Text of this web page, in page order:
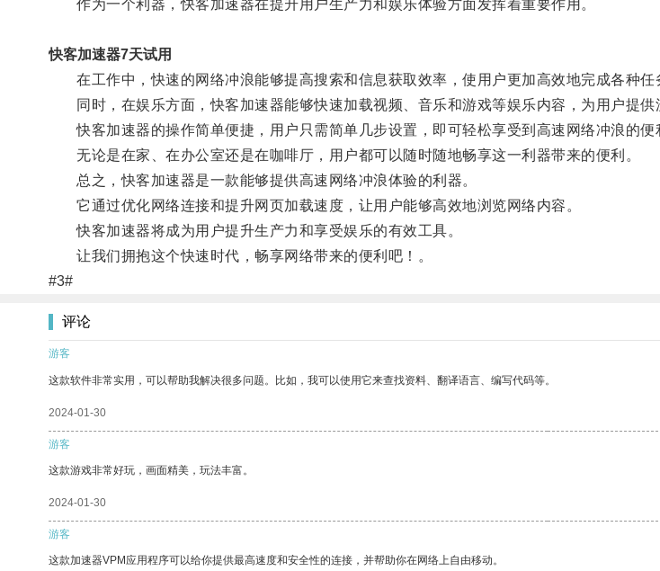
作为一个利器，快客加速器在提升用户生产力和娱乐体验方面发挥着重要作用。
快客加速器7天试用
在工作中，快速的网络冲浪能够提高搜索和信息获取效率，使用户更加高效地完成各种任
同时，在娱乐方面，快客加速器能够快速加载视频、音乐和游戏等娱乐内容，为用户提供
快客加速器的操作简单便捷，用户只需简单几步设置，即可轻松享受到高速网络冲浪的便
无论是在家、在办公室还是在咖啡厅，用户都可以随时随地畅享这一利器带来的便利。
总之，快客加速器是一款能够提供高速网络冲浪体验的利器。
它通过优化网络连接和提升网页加载速度，让用户能够高效地浏览网络内容。
快客加速器将成为用户提升生产力和享受娱乐的有效工具。
让我们拥抱这个快速时代，畅享网络带来的便利吧！。
#3#
评论
游客
这款软件非常实用，可以帮助我解决很多问题。比如，我可以使用它来查找资料、翻译语言、编写代码等。
2024-01-30
游客
这款游戏非常好玩，画面精美，玩法丰富。
2024-01-30
游客
这款加速器VPM应用程序可以给你提供最高速度和安全性的连接，并帮助你在网络上自由移动。